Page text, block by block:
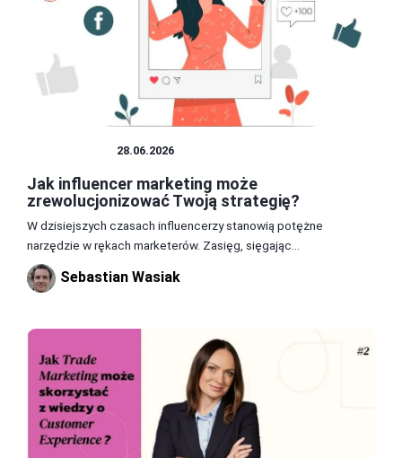
28.06.2026
Jak influencer marketing może
zrewolucjonizować Twoją strategię?
W dzisiejszych czasach influencerzy stanowią potężne
narzędzie w rękach marketerów. Zasięg, sięgając...
Sebastian Wasiak